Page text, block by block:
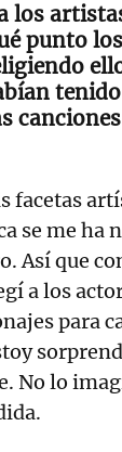
los
punto
facetas
se me ha
Así que
a los
para
No lo